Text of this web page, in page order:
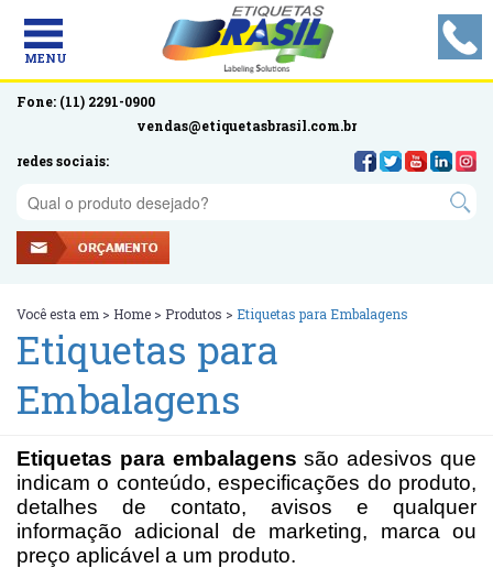
MENU
Fone: (11) 2291-0900
vendas@etiquetasbrasil.com.br
redes sociais:
Você esta em > Home > Produtos > Etiquetas para Embalagens
Etiquetas para
Embalagens
Etiquetas para embalagens são adesivos que
indicam o conteúdo, especificações do produto,
detalhes de contato, avisos e qualquer
informação adicional de marketing, marca ou
preço aplicável a um produto.